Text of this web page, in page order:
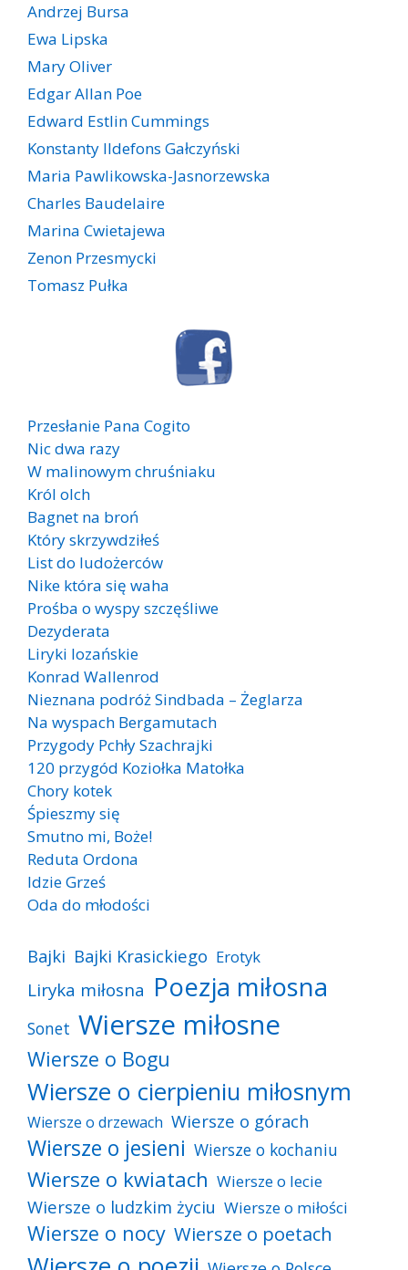
Andrzej Bursa
Ewa Lipska
Mary Oliver
Edgar Allan Poe
Edward Estlin Cummings
Konstanty Ildefons Gałczyński
Maria Pawlikowska-Jasnorzewska
Charles Baudelaire
Marina Cwietajewa
Zenon Przesmycki
Tomasz Pułka
Przesłanie Pana Cogito
Nic dwa razy
W malinowym chruśniaku
Król olch
Bagnet na broń
Który skrzywdziłeś
List do ludożerców
Nike która się waha
Prośba o wyspy szczęśliwe
Dezyderata
Liryki lozańskie
Konrad Wallenrod
Nieznana podróż Sindbada – Żeglarza
Na wyspach Bergamutach
Przygody Pchły Szachrajki
120 przygód Koziołka Matołka
Chory kotek
Śpieszmy się
Smutno mi, Boże!
Reduta Ordona
Idzie Grześ
Oda do młodości
Bajki Bajki Krasickiego Erotyk
Liryka miłosna Poezja miłosna
Sonet Wiersze miłosne
Wiersze o Bogu
Wiersze o cierpieniu miłosnym
Wiersze o drzewach Wiersze o górach
Wiersze o jesieni Wiersze o kochaniu
Wiersze o kwiatach Wiersze o lecie
Wiersze o ludzkim życiu Wiersze o miłości
Wiersze o nocy Wiersze o poetach